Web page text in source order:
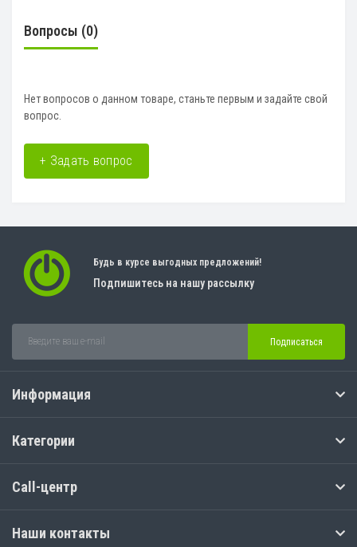
Вопросы (0)
Нет вопросов о данном товаре, станьте первым и задайте свой
вопрос.
+ Задать вопрос
Будь в курсе выгодных предложений!
Подпишитесь на нашу рассылку
Подписаться
Информация
Категории
Call-центр
Наши контакты